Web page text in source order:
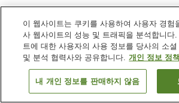
미국 워싱턴 벤턴 카운티 수퍼 8
객실 보기
이 웹사이트는 쿠키를 사용하여 사용자 경험
사 웹사이트의 성능 및 트래픽을 분석합니다
트에 대한 사용자의 사용 정보를 당사의 소
및 분석 협력사와 공유합니다. 개인 정보 정책
내 개인 정보를 판매하지 않음